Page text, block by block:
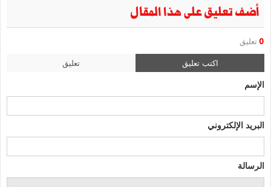
أضف تعليق على هذا المقال
0 تعليق
اكتب تعليق تعليق
الإسم
البريد الإلكتروني
الرسالة